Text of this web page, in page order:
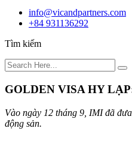
info@vicandpartners.com
+84 931136292
Tìm kiếm
GOLDEN VISA HY
Vào ngày 12 tháng 9, IMI đã
động sản.